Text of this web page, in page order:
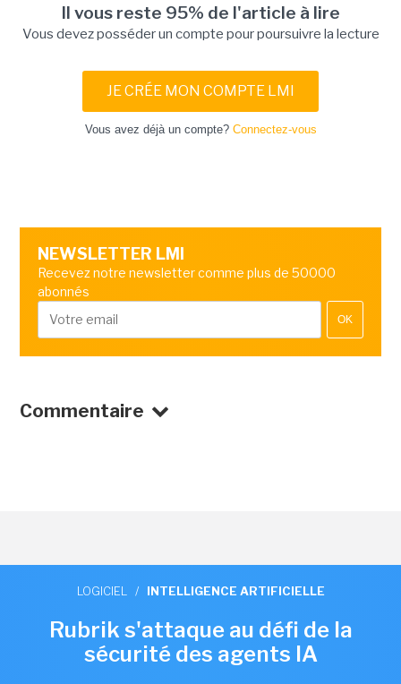
Il vous reste 95% de l'article à lire
Vous devez posséder un compte pour poursuivre la lecture
JE CRÉE MON COMPTE LMI
Vous avez déjà un compte? Connectez-vous
NEWSLETTER LMI
Recevez notre newsletter comme plus de 50000
abonnés
OK
Commentaire
LOGICIEL / INTELLIGENCE ARTIFICIELLE
Rubrik s'attaque au défi de la
sécurité des agents IA